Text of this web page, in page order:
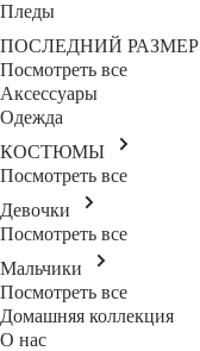
Пледы
ПОСЛЕДНИЙ РАЗМЕР
Посмотреть все
Аксессуары
Одежда
КОСТЮМЫ
Посмотреть все
Девочки
Посмотреть все
Мальчики
Посмотреть все
Домашняя коллекция
О нас